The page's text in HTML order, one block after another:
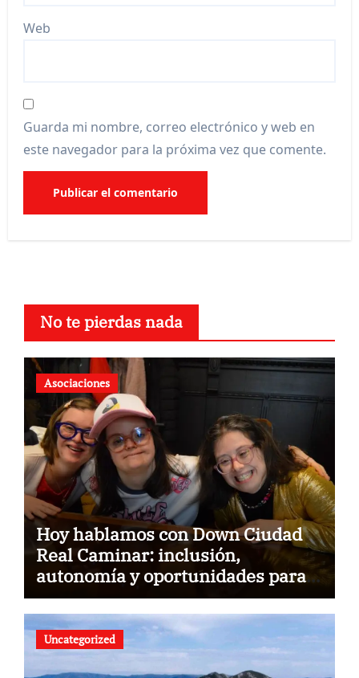
Web
Guarda mi nombre, correo electrónico y web en
este navegador para la próxima vez que comente.
No te pierdas nada
Asociaciones
Hoy hablamos con Down Ciudad
Real Caminar: inclusión,
autonomía y oportunidades para
construir un futuro sin barreras
Uncategorized